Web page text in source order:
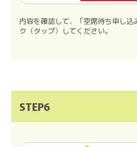
内容を確認して、「空席待ち申し込
ク（タップ）してください。
STEP6